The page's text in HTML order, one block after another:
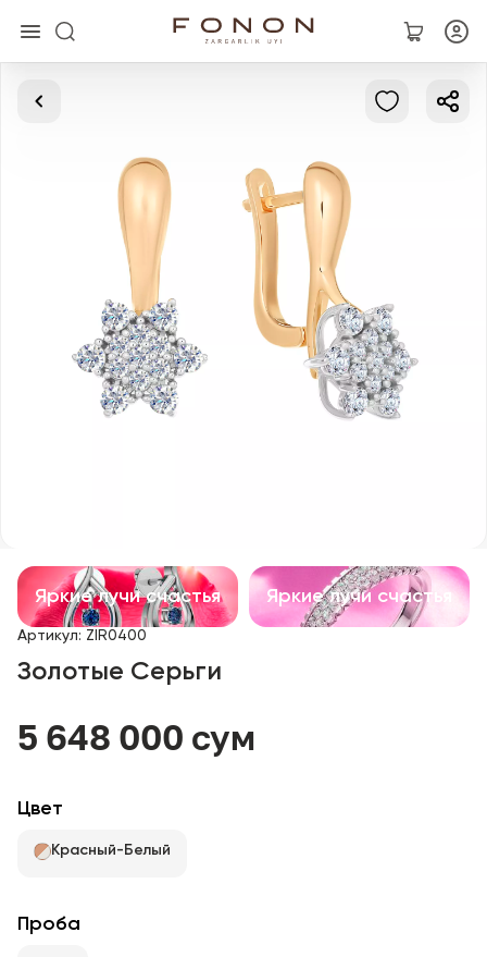
Главная
Браслеты
Аксессуары
Все
О нас
Избранное
Яркие лучи счастья Яркие лучи счастья
Артикул: ZIR0400
Золотые Серьги
5 648 000 сум
Цвет
Красный-Белый
Проба